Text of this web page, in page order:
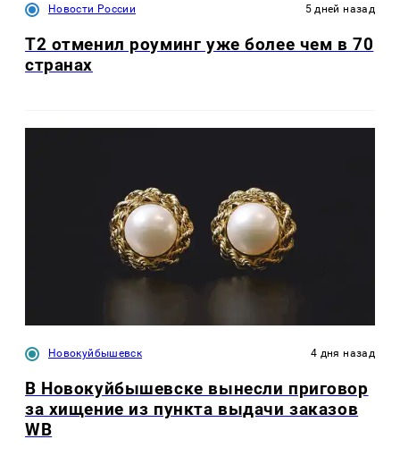
Новости России 5 дней назад
Т2 отменил роуминг уже более чем в 70
странах
Новокуйбышевск 4 дня назад
В Новокуйбышевске вынесли приговор
за хищение из пункта выдачи заказов
WB